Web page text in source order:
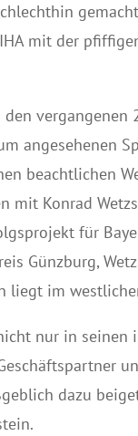
mit der
vergangenen
angesehenen
beachtlichen
mit Konrad
für
Günzburg,
liegt im
nur in
dazu